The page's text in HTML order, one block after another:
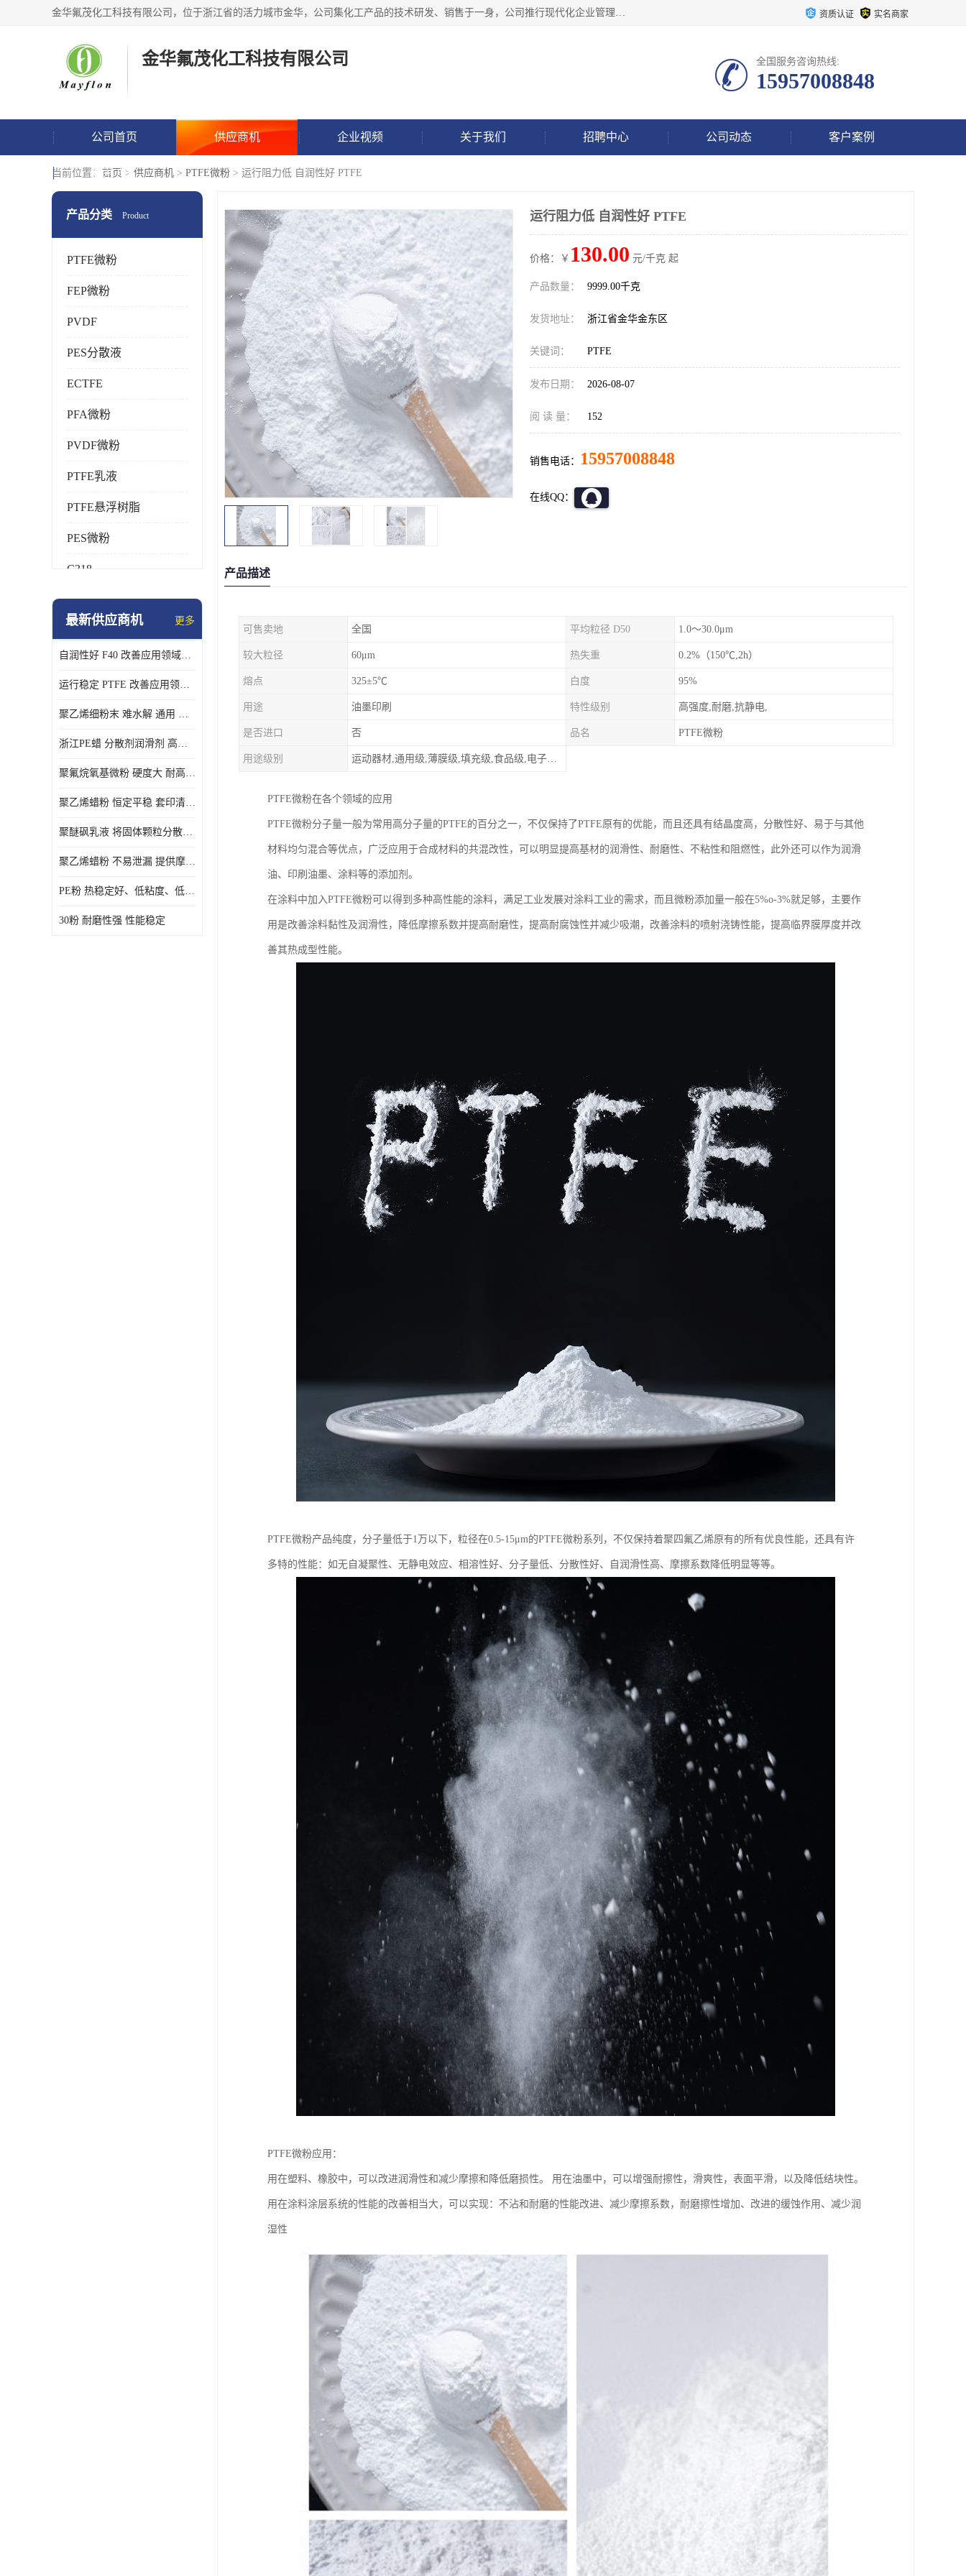
金华氟茂化工科技有限公司，位于浙江省的活力城市金华，公司集化工产品的技术研发、销售于一身，公司推行现代化企业管理理念，公司成立以来吸引了一批技术、业务、能力良好的科技人才，为多种产品的推广流通搭建良好的服务平台。我公司主要经营产品包括：PTFE微粉、FEP微粉、ECTFE、PES微粉等，这些产品由于具有、耐腐蚀、耐高温等性能而广泛应用于许多领域。 资质认证 实名商家
金华氟茂化工科技有限公司 全国服务咨询热线:
15957008848
公司首页 供应商机 企业视频 关于我们 招聘中心 公司动态 客户案例
联系方式
当前位置： 首页 > 供应商机 > PTFE微粉 > 运行阻力低 自润性好 PTFE
产品分类 Product
PTFE微粉
FEP微粉
PVDF
PES分散液
ECTFE
PFA微粉
PVDF微粉
PTFE乳液
PTFE悬浮树脂
PES微粉
C318
HFP
PE蜡粉
PE改性蜡粉
最新供应商机 更多
自润性好 F40 改善应用领域的耐热性 滑润性
运行稳定 PTFE 改善应用领域的耐热性 滑润性
聚乙烯细粉末 难水解 通用 氟茂
浙江PE蜡 分散剂润滑剂 高低熔点
聚氟烷氧基微粉 硬度大 耐高温性能好 良好的不粘性 功能性涂料
聚乙烯蜡粉 恒定平稳 套印清漆 无毒
聚醚砜乳液 将固体颗粒分散均匀 高分子聚合物 新的纳米涂层材料
聚乙烯蜡粉 不易泄漏 提供摩擦减少和润滑性能
PE粉 热稳定好、低粘度、低熔点
30粉 耐磨性强 性能稳定
运行阻力低 自润性好 PTFE
价格：￥ 130.00 元/千克 起
产品数量： 9999.00千克
发货地址： 浙江省金华金东区
关键词： PTFE
发布日期： 2026-08-07
阅 读 量： 152
销售电话： 15957008848
在线QQ：
产品描述
可售卖地 全国 平均粒径 D50 1.0～30.0μm
较大粒径 60μm 热失重 0.2%（150℃,2h）
熔点 325±5℃ 白度 95%
用途 油墨印刷 特性级别 高强度,耐磨,抗静电,
是否进口 否 品名 PTFE微粉
用途级别 运动器材,通用级,薄膜级,填充级,食品级,电子电器部件
PTFE微粉在各个领域的应用
PTFE微粉分子量一般为常用高分子量的PTFE的百分之一，不仅保持了PTFE原有的优能，而且还具有结晶度高，分散性好、易于与其他
材料均匀混合等优点，广泛应用于合成材料的共混改性，可以明显提高基材的润滑性、耐磨性、不粘性和阻燃性，此外还可以作为润滑
油、印刷油墨、涂料等的添加剂。
在涂料中加入PTFE微粉可以得到多种高性能的涂料，满足工业发展对涂料工业的需求，而且微粉添加量一般在5%o-3%就足够，主要作
用是改善涂料黏性及润滑性，降低摩擦系数并提高耐磨性，提高耐腐蚀性并减少吸潮，改善涂料的喷射浇铸性能，提高临界膜厚度并改
善其热成型性能。
PTFE微粉产品纯度，分子量低于1万以下，粒径在0.5-15μm的PTFE微粉系列，不仅保持着聚四氟乙烯原有的所有优良性能，还具有许
多特的性能：如无自凝聚性、无静电效应、相溶性好、分子量低、分散性好、自润滑性高、摩擦系数降低明显等等。
PTFE微粉应用：
用在塑料、橡胶中，可以改进润滑性和减少摩擦和降低磨损性。 用在油墨中，可以增强耐擦性，滑爽性，表面平滑，以及降低结块性。
用在涂料涂层系统的性能的改善相当大，可以实现：不沾和耐磨的性能改进、减少摩擦系数，耐磨擦性增加、改进的缓蚀作用、减少润
湿性